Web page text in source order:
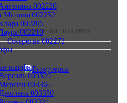
ШЁЛКОВЫЕ ШАРФЫ
002220
Милана 002252
002205
002210
- Ожерелье 002272
шарфы
003320
003366
003350